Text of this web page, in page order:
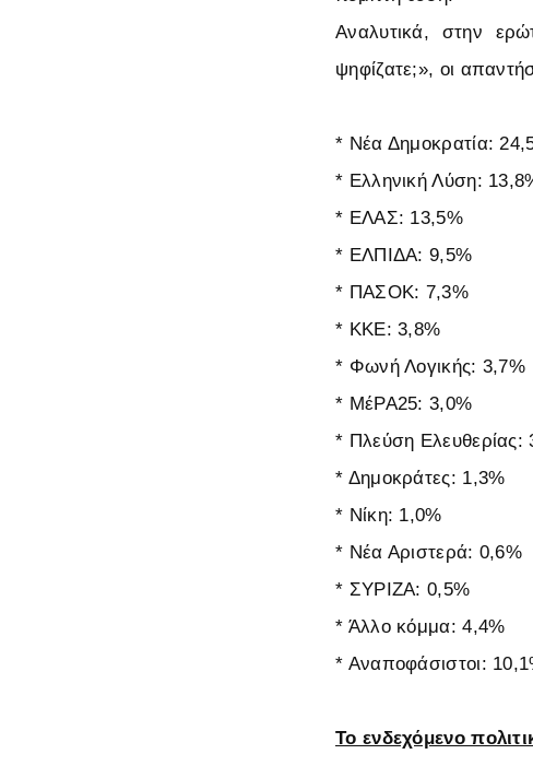
Αναλυτικά, στην
ψηφίζατε;», οι
* Νέα Δημοκρατία:
* Ελληνική Λύση:
* ΕΛΑΣ: 13,5%
* ΕΛΠΙΔΑ: 9,5%
* ΠΑΣΟΚ: 7,3%
* ΚΚΕ: 3,8%
* Φωνή Λογικής: 3,7%
* ΜέΡΑ25: 3,0%
* Πλεύση Ελευθερίας:
* Δημοκράτες: 1,3%
* Νίκη: 1,0%
* Νέα Αριστερά: 0,6%
* ΣΥΡΙΖΑ: 0,5%
* Άλλο κόμμα: 4,4%
* Αναποφάσιστοι:
Το ενδεχόμενο